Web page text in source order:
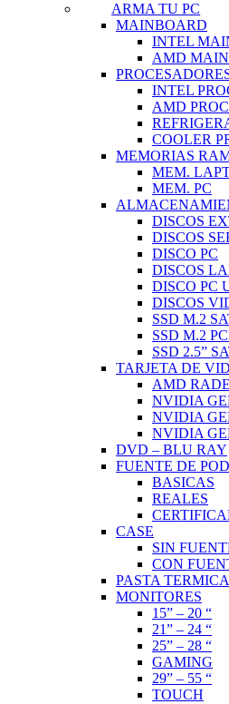
ARMA TU PC
MAINBOARD
INTEL
AMD
INTEL
AMD
COOLER
MEMORIAS
MEM.
MEM. PC
DISCOS
DISCOS
DISCO PC
DISCOS
DISCO PC
DISCOS
SSD M.2
SSD M.2
SSD 2.5”
TARJETA DE
AMD
NVIDIA
NVIDIA
NVIDIA
DVD – BLU RAY
FUENTE DE
BASICAS
REALES
CASE
SIN
CON
PASTA TERMICA
MONITORES
15” – 20 “
21” – 24 “
25” – 28 “
GAMING
29” – 55 “
TOUCH